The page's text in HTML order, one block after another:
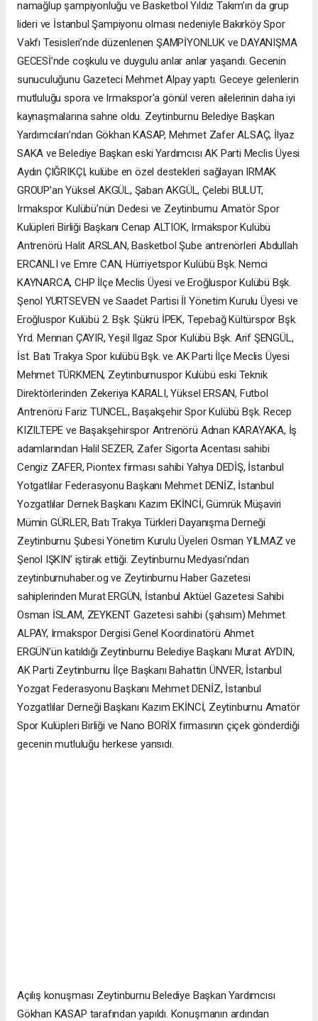
namağlup şampiyonluğu ve Basketbol Yıldız Takım’ın da grup
lideri ve İstanbul Şampiyonu olması nedeniyle Bakırköy Spor
Vakfı Tesisleri’nde düzenlenen ŞAMPİYONLUK ve DAYANIŞMA
GECESİ’nde coşkulu ve duygulu anlar anlar yaşandı. Gecenin
sunuculuğunu Gazeteci Mehmet Alpay yaptı. Geceye gelenlerin
mutluluğu spora ve Irmakspor'a gönül veren ailelerinin daha iyi
kaynaşmalarına sahne oldu. Zeytinburnu Belediye Başkan
Yardımcıları’ndan Gökhan KASAP, Mehmet Zafer ALSAÇ, İlyaz
SAKA ve Belediye Başkan eski Yardımcısı AK Parti Meclis Üyesi
Aydın ÇIĞRIKÇI, kulübe en özel destekleri sağlayan IRMAK
GROUP’an Yüksel AKGÜL, Şaban AKGÜL, Çelebi BULUT,
Irmakspor Kulübü’nün Dedesi ve Zeytinburnu Amatör Spor
Kulüpleri Birliği Başkanı Cenap ALTIOK, Irmakspor Kulübü
Antrenörü Halit ARSLAN, Basketbol Şube antrenörleri Abdullah
ERCANLI ve Emre CAN, Hürriyetspor Kulübü Bşk. Nemci
KAYNARCA, CHP İlçe Meclis Üyesi ve Eroğluspor Kulübü Bşk.
Şenol YURTSEVEN ve Saadet Partisi İl Yönetim Kurulu Üyesi ve
Eroğluspor Kulübü 2. Bşk. Şükrü İPEK, Tepebağ Kültürspor Bşk.
Yrd. Mennan ÇAYIR, Yeşil Ilgaz Spor Kulübü Bşk. Arif ŞENGÜL,
İst. Batı Trakya Spor kulübü Bşk. ve AK Parti İlçe Meclis Üyesi
Mehmet TÜRKMEN, Zeytinburnuspor Kulübü eski Teknik
Direktörlerinden Zekeriya KARALI, Yüksel ERSAN, Futbol
Antrenörü Fariz TUNCEL, Başakşehir Spor Kulübü Bşk. Recep
KIZILTEPE ve Başakşehirspor Antrenörü Adnan KARAYAKA, İş
adamlarından Halil SEZER, Zafer Sigorta Acentası sahibi
Cengiz ZAFER, Piontex firması sahibi Yahya DEDİŞ, İstanbul
Yotgatlılar Federasyonu Başkanı Mehmet DENİZ, İstanbul
Yozgatlılar Dernek Başkanı Kazım EKİNCİ, Gümrük Müşaviri
Mümin GÜRLER, Batı Trakya Türkleri Dayanışma Derneği
Zeytinburnu Şubesi Yönetim Kurulu Üyeleri Osman YILMAZ ve
Şenol IŞKIN’ iştirak ettiği. Zeytinburnu Medyası’ndan
zeytinburnuhaber.og ve Zeytinburnu Haber Gazetesi
sahiplerinden Murat ERGÜN, İstanbul Aktüel Gazetesi Sahibi
Osman İSLAM, ZEYKENT Gazetesi sahibi (şahsım) Mehmet
ALPAY, Irmakspor Dergisi Genel Koordinatörü Ahmet
ERGÜN’ün katıldığı Zeytinburnu Belediye Başkanı Murat AYDIN,
AK Parti Zeytinburnu İlçe Başkanı Bahattin ÜNVER, İstanbul
Yozgat Federasyonu Başkanı Mehmet DENİZ, İstanbul
Yozgatlılar Derneği Başkanı Kazım EKİNCİ, Zeytinburnu Amatör
Spor Kulüpleri Birliği ve Nano BORİX firmasının çiçek gönderdiği
gecenin mutluluğu herkese yansıdı.
Açılış konuşması Zeytinburnu Belediye Başkan Yardımcısı
Gökhan KASAP tarafından yapıldı. Konuşmanın ardından